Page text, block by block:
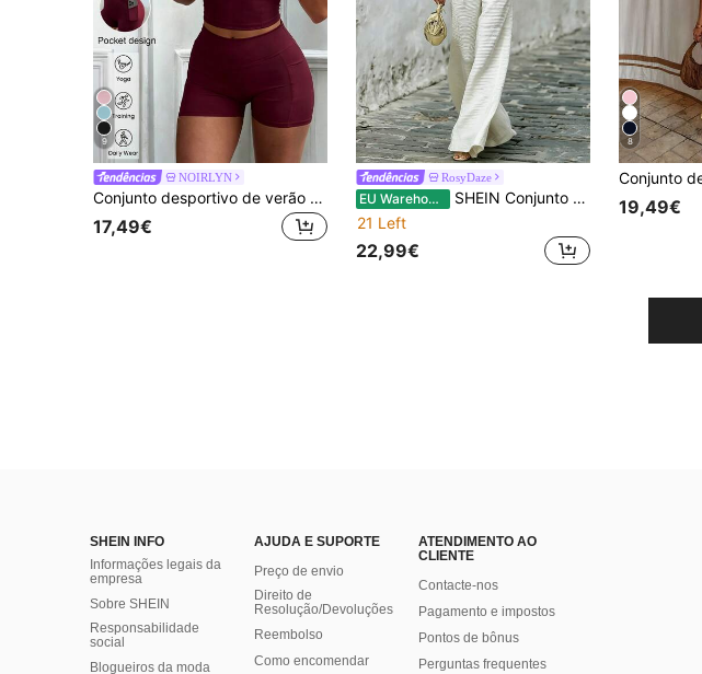
9
NOIRLYN
Conjunto desportivo de verão sexy para mulher, 2 peças, top de alças acolchoado com calções de cintura alta e bolsos, adequado para ioga, ciclismo e ginásio, elegante
17,49€
RosyDaze
EU Warehouse
SHEIN Conjunto casual elegante e minimalista para mulher com top curto de manga lanterna e calças de cintura alta, conjunto casual de duas peças em tecido texturado
21 Left
22,99€
8
19,49€
SHEIN INFO
Informações legais da
empresa
Sobre SHEIN
Responsabilidade
social
Blogueiros da moda
AJUDA E SUPORTE
Preço de envio
Direito de
Resolução/Devoluções
Reembolso
Como encomendar
ATENDIMENTO AO
CLIENTE
Contacte-nos
Pagamento e impostos
Pontos de bônus
Perguntas frequentes